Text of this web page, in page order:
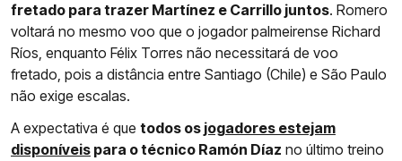
fretado para trazer Martínez e Carrillo juntos. Romero
voltará no mesmo voo que o jogador palmeirense Richard
Ríos, enquanto Félix Torres não necessitará de voo
fretado, pois a distância entre Santiago (Chile) e São Paulo
não exige escalas.
A expectativa é que todos os jogadores estejam
disponíveis para o técnico Ramón Díaz no último treino